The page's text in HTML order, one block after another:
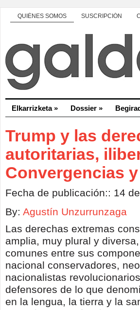
QUIÉNES SOMOS SUSCRIPCIÓN
Elkarrizketa» Dossier »
Trump y las
autoritarias,
Convergencias
Fecha de publicación:: 14
By: Agustín Unzurrunzaga
Las derechas extremas
amplia, muy plural y
comunes entre sus
nacional conservadores,
nacionalistas
defensores de lo que
en la lengua, la tierra y la